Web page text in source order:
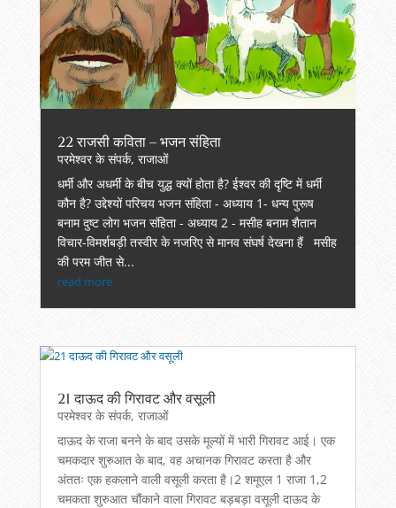
22 राजसी कविता – भजन संहिता
परमेश्वर के संपर्क, राजाओं
धर्मी और अधर्मी के बीच युद्ध क्यों होता है? ईश्वर की दृष्टि में धर्मी
कौन है? उद्देश्यों परिचय भजन संहिता - अध्याय 1- धन्य पुरूष
बनाम दुष्ट लोग भजन संहिता - अध्याय 2 - मसीह बनाम शैतान
विचार-विमर्शबड़ी तस्वीर के नजरिए से मानव संघर्ष देखना हैं मसीह
की परम जीत से...
read more
21 दाऊद की गिरावट और वसूली
परमेश्वर के संपर्क, राजाओं
दाऊद के राजा बनने के बाद उसके मूल्यों में भारी गिरावट आई। एक
चमकदार शुरुआत के बाद, वह अचानक गिरावट करता है और
अंततः एक हकलाने वाली वसूली करता है।2 शमूएल 1 राजा 1,2
चमकता शुरुआत चौंकाने वाला गिरावट बड़बड़ा वसूली दाऊद के